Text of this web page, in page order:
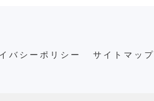
バシーポリシー サイトマップ